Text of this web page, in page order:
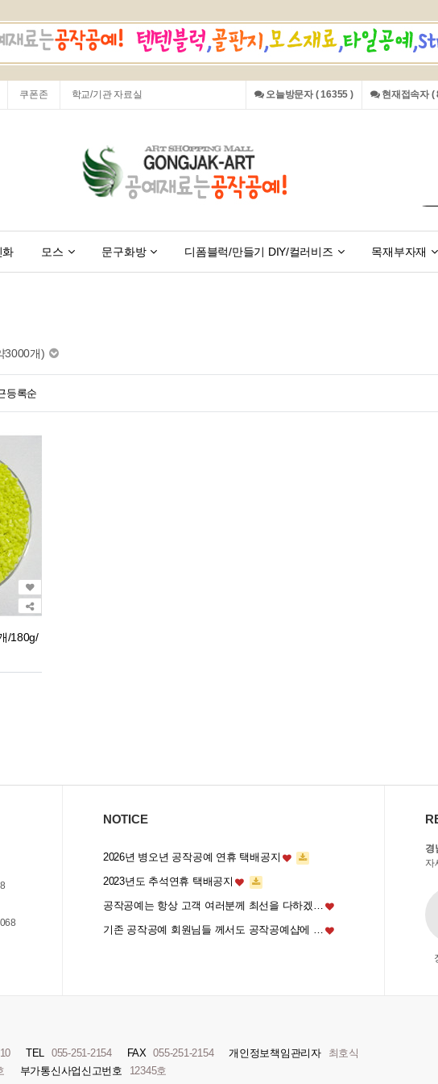
쿠폰존 학교/기관 자료실 현재접속자 (
오늘방문자 ( 16355 )
화 모스 문구화방 디폼블럭/만들기 DIY/컬러비즈 목재부자재
3000개)
등록순
/180g/
NOTICE
2026년 병오년 공작공예 연휴 택배공지
2023년도 추석연휴 택배공지
공작공예는 항상 고객 여러분께 최선을 다하겠…
기존 공작공예 회원님들 께서도 공작공예샵에 …
경
자
TEL 055-251-2154 FAX 055-251-2154 개인정보책임관리자
최호식
부가통신사업신고번호 12345호